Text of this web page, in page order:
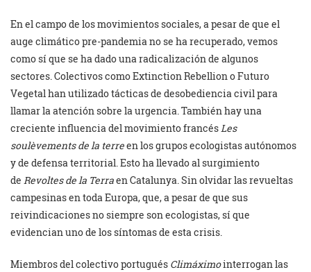
En el campo de los movimientos sociales, a pesar de que el
auge climático pre-pandemia no se ha recuperado, vemos
como sí que se ha dado una radicalización de algunos
sectores. Colectivos como Extinction Rebellion o Futuro
Vegetal han utilizado tácticas de desobediencia civil para
llamar la atención sobre la urgencia. También hay una
creciente influencia del movimiento francésLes
soulèvements de la terreen los grupos ecologistas autónomos
y de defensa territorial. Esto ha llevado al surgimiento
de Revoltes de la Terraen Catalunya. Sin olvidar las revueltas
campesinas en toda Europa, que, a pesar de que sus
reivindicaciones no siempre son ecologistas, sí que
evidencian uno de los síntomas de esta crisis.
Miembros del colectivo portugués Climáximointerrogan las